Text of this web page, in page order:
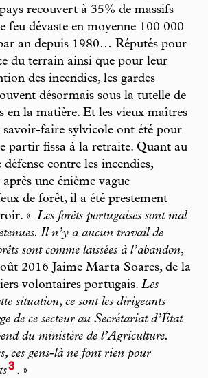
recouvert à 35% de massifs
feu dévaste en moyenne 100 000
an depuis 1980… Réputés pour
du terrain ainsi que pour leur
des incendies, les gardes
désormais sous la tutelle de
en la matière. Et les vieux maîtres
savoir-faire sylvicole ont été pour
partir fissa à la retraite. Quant au
contre les incendies,
une énième vague
de forêt, il a été prestement
« Les forêts portugaises sont mal
Il n’y a aucun travail de
sont comme laissées à l’abandon,
2016 Jaime Marta Soares, de la
volontaires portugais. Les
situation, ce sont les dirigeants
de ce secteur au Secrétariat d’État
du ministère de l’Agriculture.
ces gens-là ne font rien pour
3 . »